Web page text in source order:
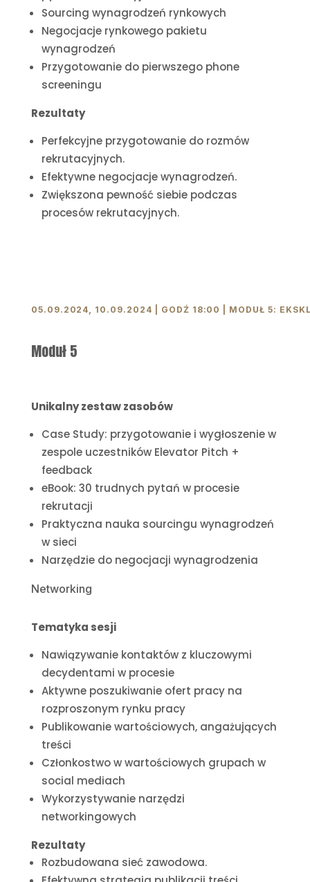
Sourcing wynagrodzeń rynkowych
Negocjacje rynkowego pakietu
wynagrodzeń
Przygotowanie do pierwszego phone
screeningu
Rezultaty
Perfekcyjne przygotowanie do rozmów
rekrutacyjnych.
Efektywne negocjacje wynagrodzeń.
Zwiększona pewność siebie podczas
procesów rekrutacyjnych.
05.09.2024, 10.09.2024 | GODŹ 18:00 | MODUŁ 5:
Moduł 5
Unikalny zestaw zasobów
Case Study: przygotowanie i wygłoszenie w
zespole uczestników Elevator Pitch +
feedback
eBook: 30 trudnych pytań w procesie
rekrutacji
Praktyczna nauka sourcingu wynagrodzeń
w sieci
Narzędzie do negocjacji wynagrodzenia
Networking
Tematyka sesji
Nawiązywanie kontaktów z kluczowymi
decydentami w procesie
Aktywne poszukiwanie ofert pracy na
rozproszonym rynku pracy
Publikowanie wartościowych, angażujących
treści
Członkostwo w wartościowych grupach w
social mediach
Wykorzystywanie narzędzi
networkingowych
Rezultaty
Rozbudowana sieć zawodowa.